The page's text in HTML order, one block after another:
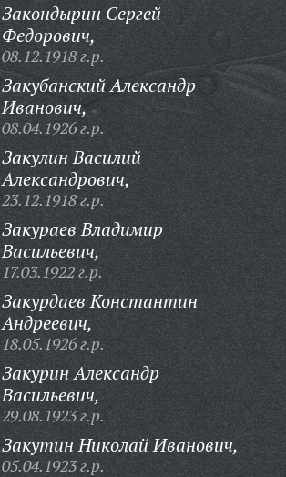
Закондырин Сергей
Федорович,
08.12.1918 г.р.
Закубанский Александр
Иванович,
08.04.1926 г.р.
Закулин Василий
Александрович,
23.12.1918 г.р.
Закураев Владимир
Васильевич,
17.03.1922 г.р.
Закурдаев Константин
Андреевич,
18.05.1926 г.р.
Закурин Александр
Васильевич,
29.08.1923 г.р.
Закутин Николай Иванович,
05.04.1923 г.р.